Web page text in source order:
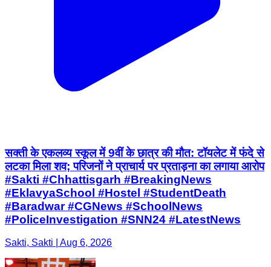
सक्ती के एकलव्य स्कूल में 9वीं के छात्र की मौत: टॉयलेट में फंदे से
लटका मिला शव; परिजनों ने प्राचार्य पर प्रताड़ना का लगाया आरोप
#Sakti #Chhattisgarh #BreakingNews
#EklavyaSchool #Hostel #StudentDeath
#Baradwar #CGNews #SchoolNews
#PoliceInvestigation #SNN24 #LatestNews
Sakti, Sakti | Aug 6, 2026